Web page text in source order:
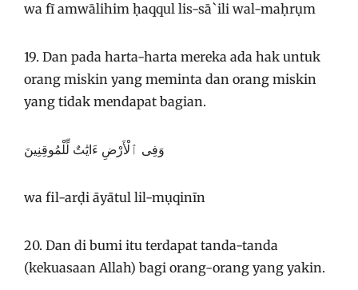
wa fī amwālihim ḥaqqul lis-sā`ili wal-maḥrụm
19. Dan pada harta-harta mereka ada hak untuk
orang miskin yang meminta dan orang miskin
yang tidak mendapat bagian.
وَفِى ٱلْأَرْضِ ءَايَٰتٌ لِّلْمُوقِنِينَ
wa fil-arḍi āyātul lil-mụqinīn
20. Dan di bumi itu terdapat tanda-tanda
(kekuasaan Allah) bagi orang-orang yang yakin.